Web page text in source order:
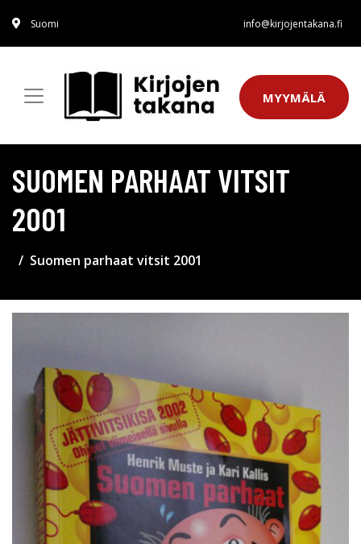
Suomi info@kirjojentakana.fi
MYYMÄLÄ
SUOMEN PARHAAT VITSIT
2001
Suomen parhaat vitsit 2001